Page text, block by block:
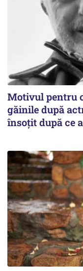
Motivul pentru
găinile după
însoțit după ce